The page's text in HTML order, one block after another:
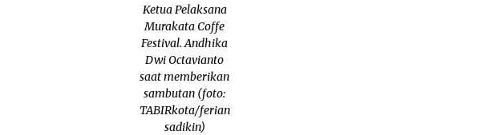
Ketua Pelaksana
Murakata Coffe
Festival. Andhika
Dwi Octavianto
saat memberikan
sambutan (foto:
TABIRkota/ferian
sadikin)